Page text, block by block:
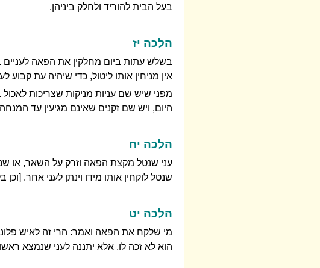
בעל הבית להוריד ולחלק ביניהן.
הלכה יז
בשלש עתות ביום מחלקין את הפאה לעניים
אין מניחין אותו ליטול, כדי שיהיה עת קבוע
מפני שיש שם עניות מניקות שצריכות
היום, ויש שם זקנים שאינם מגיעין עד
הלכה יח
עני שנטל מקצת הפאה וזרק על השאר, או
שנטל לוקחין אותו מידו וינתן לעני אחר.
הלכה יט
מי שלקח את הפאה ואמר: הרי זה לאיש
הוא לא זכה לו, אלא יתננה לעני שנמצא